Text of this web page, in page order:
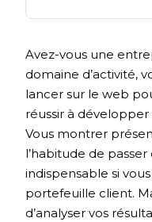
Avez-vous une
domaine d’activité,
lancer sur le web
réussir à
Vous montrer
l’habitude de
indispensable si
portefeuille client.
d’analyser vos